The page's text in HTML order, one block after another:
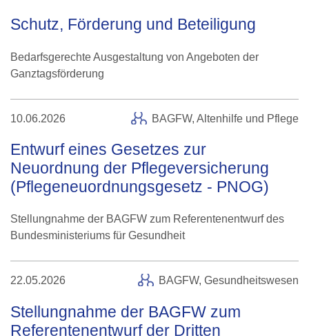
Schutz, Förderung und Beteiligung
Bedarfsgerechte Ausgestaltung von Angeboten der
Ganztagsförderung
10.06.2026 BAGFW, Altenhilfe und Pflege
Entwurf eines Gesetzes zur
Neuordnung der Pflegeversicherung
(Pflegeneuordnungsgesetz - PNOG)
Stellungnahme der BAGFW zum Referentenentwurf des
Bundesministeriums für Gesundheit
22.05.2026 BAGFW, Gesundheitswesen
Stellungnahme der BAGFW zum
Referentenentwurf der Dritten